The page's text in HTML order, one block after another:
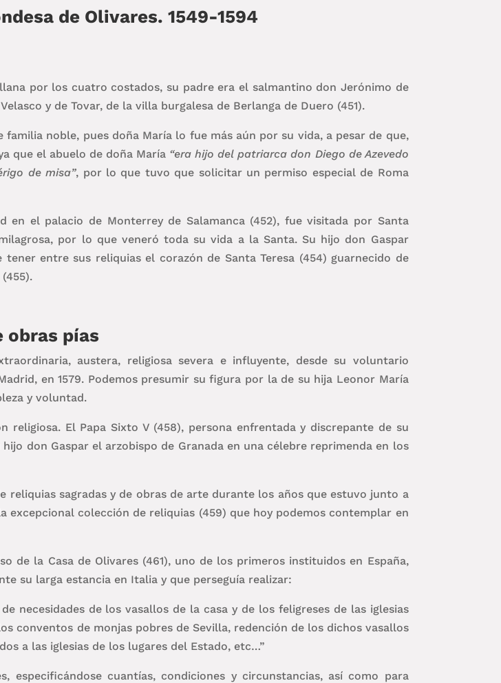
de Olivares. 1549-1594
por los cuatro costados, su padre era el salmantino don Jerónimo de
y de Tovar, de la villa burgalesa de Berlanga de Duero (451).
noble, pues doña María lo fue más aún por su vida, a pesar de que,
que el abuelo de doña María “era hijo del patriarca don Diego de Azevedo
de misa”, por lo que tuvo que solicitar un permiso especial de Roma
en el palacio de Monterrey de Salamanca (452), fue visitada por Santa
por lo que veneró toda su vida a la Santa. Su hijo don Gaspar
entre sus reliquias el corazón de Santa Teresa (454) guarnecido de
obras pías
austera, religiosa severa e influyente, desde su voluntario
en 1579. Podemos presumir su figura por la de su hija Leonor María
y voluntad.
religiosa. El Papa Sixto V (458), persona enfrentada y discrepante de su
don Gaspar el arzobispo de Granada en una célebre reprimenda en los
reliquias sagradas y de obras de arte durante los años que estuvo junto a
excepcional colección de reliquias (459) que hoy podemos contemplar en
de la Casa de Olivares (461), uno de los primeros instituidos en España,
su larga estancia en Italia y que perseguía realizar:
necesidades de los vasallos de la casa y de los feligreses de las iglesias
conventos de monjas pobres de Sevilla, redención de los dichos vasallos
a las iglesias de los lugares del Estado, etc…”
especificándose cuantías, condiciones y circunstancias, así como para